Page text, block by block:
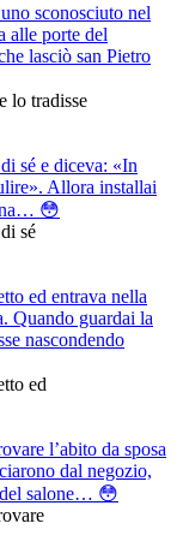
sconosciuto nel
alle porte del
lasciò san Pietro
lo tradisse
sé e diceva: «In
Allora installai
😳
sé
ed entrava nella
Quando guardai la
nascondendo
ed
l’abito da sposa
dal negozio,
del salone… 😳